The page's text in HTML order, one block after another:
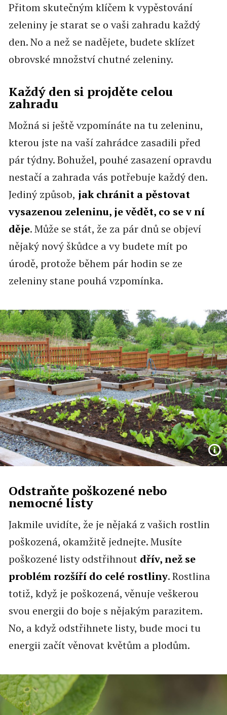
Přitom skutečným klíčem k vypěstování
zeleniny je starat se o vaši zahradu každý
den. No a než se nadějete, budete sklízet
obrovské množství chutné zeleniny.
Každý den si projděte celou
zahradu
Možná si ještě vzpomínáte na tu zeleninu,
kterou jste na vaší zahrádce zasadili před
pár týdny. Bohužel, pouhé zasazení opravdu
nestačí a zahrada vás potřebuje každý den.
Jediný způsob, jak chránit a pěstovat
vysazenou zeleninu, je vědět, co se v ní
děje. Může se stát, že za pár dnů se objeví
nějaký nový škůdce a vy budete mít po
úrodě, protože během pár hodin se ze
zeleniny stane pouhá vzpomínka.
Odstraňte poškozené nebo
nemocné listy
Jakmile uvidíte, že je nějaká z vašich rostlin
poškozená, okamžitě jednejte. Musíte
poškozené listy odstřihnout dřív, než se
problém rozšíří do celé rostliny. Rostlina
totiž, když je poškozená, věnuje veškerou
svou energii do boje s nějakým parazitem.
No, a když odstřihnete listy, bude moci tu
energii začít věnovat květům a plodům.